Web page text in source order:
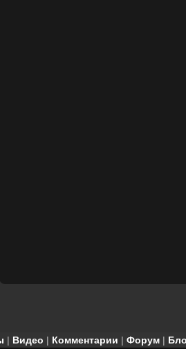
| Видео | Комментарии | Форум |